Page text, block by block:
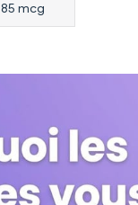
85 mcg